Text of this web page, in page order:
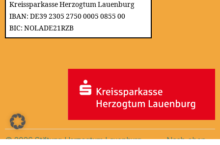
Kreissparkasse Herzogtum Lauenburg
IBAN: DE39 2305 2750 0005 0855 00
BIC: NOLADE21RZB
© 2026Stiftung Herzogtum Lauenburg Nach oben↑